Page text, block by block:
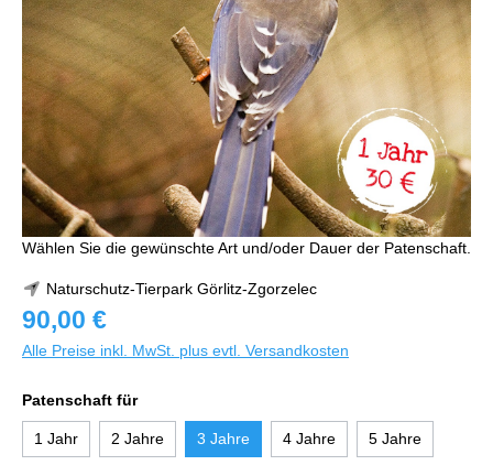
Wählen Sie die gewünschte Art und/oder Dauer der Patenschaft.
Naturschutz-Tierpark Görlitz-Zgorzelec
90,00 €
Alle Preise inkl. MwSt. plus evtl. Versandkosten
Patenschaft für
1 Jahr 2 Jahre 3 Jahre 4 Jahre 5 Jahre